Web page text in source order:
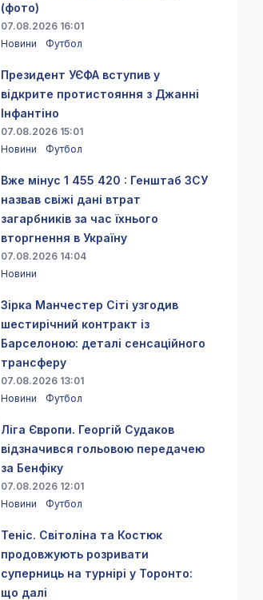
(фото)
07.08.2026 16:01
Новини
Футбол
Президент УЄФА вступив у
відкрите протистояння з Джанні
Інфантіно
07.08.2026 15:01
Новини
Футбол
Вже мінус 1 455 420 : Генштаб ЗСУ
назвав свіжі дані втрат
загарбників за час їхнього
вторгнення в Україну
07.08.2026 14:04
Новини
Зірка Манчестер Сіті узгодив
шестирічний контракт із
Барселоною: деталі сенсаційного
трансферу
07.08.2026 13:01
Новини
Футбол
Ліга Європи. Георгій Судаков
відзначився гольовою передачею
за Бенфіку
07.08.2026 12:01
Новини
Футбол
Теніс. Світоліна та Костюк
продовжують розривати
суперниць на турнірі у Торонто:
що далі